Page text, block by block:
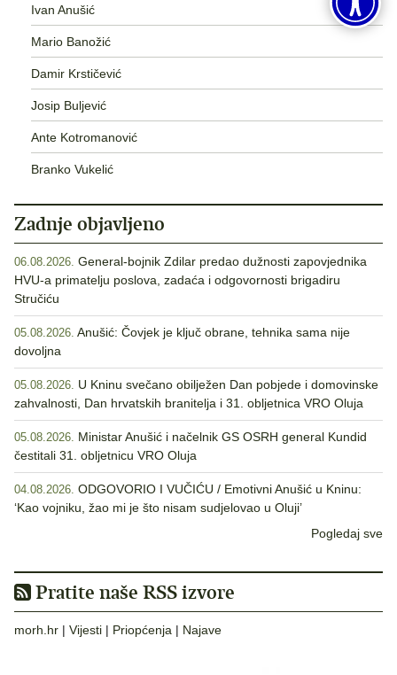
Ivan Anušić
Mario Banožić
Damir Krstičević
Josip Buljević
Ante Kotromanović
Branko Vukelić
Zadnje objavljeno
06.08.2026. General-bojnik Zdilar predao dužnosti zapovjednika
HVU-a primatelju poslova, zadaća i odgovornosti brigadiru
Stručiću
05.08.2026. Anušić: Čovjek je ključ obrane, tehnika sama nije
dovoljna
05.08.2026. U Kninu svečano obilježen Dan pobjede i domovinske
zahvalnosti, Dan hrvatskih branitelja i 31. obljetnica VRO Oluja
05.08.2026. Ministar Anušić i načelnik GS OSRH general Kundid
čestitali 31. obljetnicu VRO Oluja
04.08.2026. ODGOVORIO I VUČIĆU / Emotivni Anušić u Kninu:
‘Kao vojniku, žao mi je što nisam sudjelovao u Oluji’
Pogledaj sve
Pratite naše RSS izvore
morh.hr | Vijesti | Priopćenja | Najave